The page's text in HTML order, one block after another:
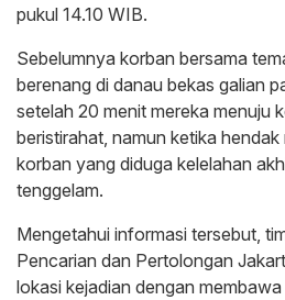
pukul 14.10 WIB.
Sebelumnya korban bersama
berenang di danau bekas galian
setelah 20 menit mereka menuju
beristirahat, namun ketika
korban yang diduga kelelahan
tenggelam.
Mengetahui informasi tersebut,
Pencarian dan Pertolongan
lokasi kejadian dengan